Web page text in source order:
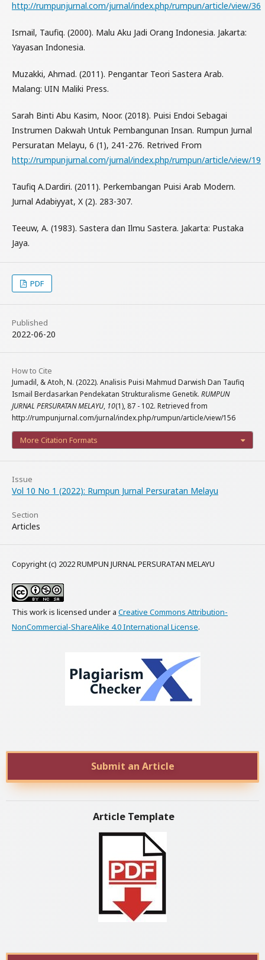
http://rumpunjurnal.com/jurnal/index.php/rumpun/article/view/36
Ismail, Taufiq. (2000). Malu Aku Jadi Orang Indonesia. Jakarta:
Yayasan Indonesia.
Muzakki, Ahmad. (2011). Pengantar Teori Sastera Arab.
Malang: UIN Maliki Press.
Sarah Binti Abu Kasim, Noor. (2018). Puisi Endoi Sebagai
Instrumen Dakwah Untuk Pembangunan Insan. Rumpun Jurnal
Persuratan Melayu, 6 (1), 241-276. Retrived From
http://rumpunjurnal.com/jurnal/index.php/rumpun/article/view/19
Taufiq A.Dardiri. (2011). Perkembangan Puisi Arab Modern.
Jurnal Adabiyyat, X (2). 283-307.
Teeuw, A. (1983). Sastera dan Ilmu Sastera. Jakarta: Pustaka
Jaya.
PDF
Published
2022-06-20
How to Cite
Jumadil, & Atoh, N. (2022). Analisis Puisi Mahmud Darwish Dan Taufiq
Ismail Berdasarkan Pendekatan Strukturalisme Genetik. RUMPUN
JURNAL PERSURATAN MELAYU, 10(1), 87 - 102. Retrieved from
http://rumpunjurnal.com/jurnal/index.php/rumpun/article/view/156
More Citation Formats
Issue
Vol 10 No 1 (2022): Rumpun Jurnal Persuratan Melayu
Section
Articles
Copyright (c) 2022 RUMPUN JURNAL PERSURATAN MELAYU
This work is licensed under a Creative Commons Attribution-
NonCommercial-ShareAlike 4.0 International License.
Submit an Article
Article Template